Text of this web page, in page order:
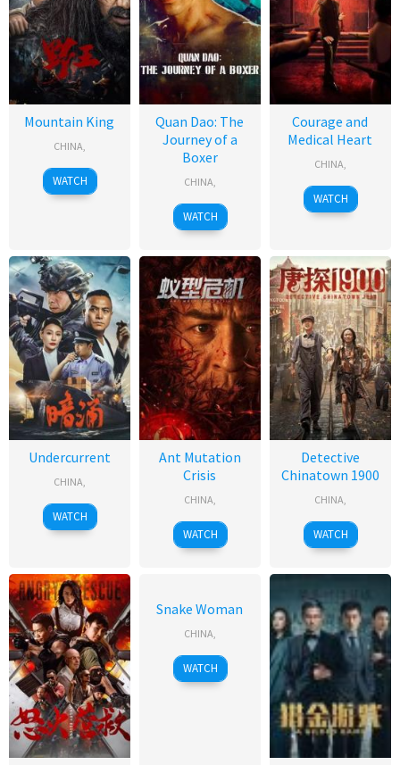
Mountain King
CHINA,
WATCH
Quan Dao: The
Journey of a
Boxer
CHINA,
WATCH
Courage and
Medical Heart
CHINA,
WATCH
Undercurrent
CHINA,
WATCH
Ant Mutation
Crisis
CHINA,
WATCH
Detective
Chinatown 1900
CHINA,
WATCH
Snake Woman
CHINA,
WATCH